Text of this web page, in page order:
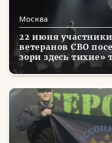
Приморский край
Псковская область(29)
Республика Алтай(6)
Республика Коми(2)
Ростовская область(6)
Рязанская область (25)
Самарская область(62)
Москва
22 июня
ветеранов СВО
зори здесь тихие»